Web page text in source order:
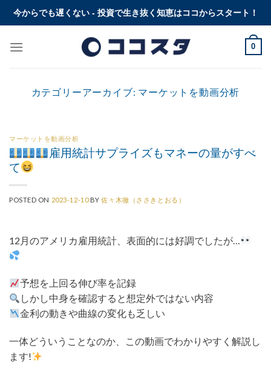
Skip今からでも遅くない - 投資で生き抜く知恵はココからスタート！
0
カテゴリーアーカイブ: マーケットを動画分析
マーケットを動画分析
雇用統計サプライズもマネーの量がすべ
て
POSTED ON 2023-12-10 BY佐々木徹（ささきとおる）
12月のアメリカ雇用統計、表面的には好調でしたが…
予想を上回る伸び率を記録
しかし中身を確認すると想定外ではない内容
金利の動きや曲線の変化も乏しい
一体どういうことなのか、この動画でわかりやすく解説し
ます!